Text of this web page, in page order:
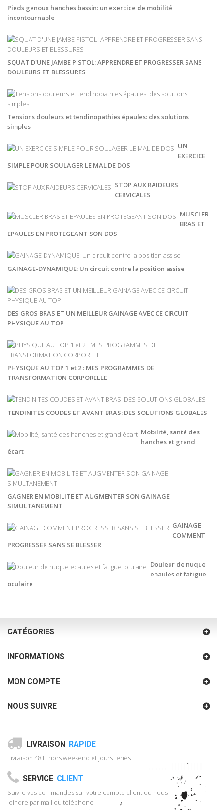
Pieds genoux hanches bassin: un exercice de mobilité
incontournable
SQUAT D'UNE JAMBE PISTOL: APPRENDRE ET PROGRESSER SANS
DOULEURS ET BLESSURES
Tensions douleurs et tendinopathies épaules: des solutions
simples
UN
EXERCICE
SIMPLE POUR SOULAGER LE MAL DE DOS
STOP AUX RAIDEURS
CERVICALES
MUSCLER
BRAS ET
EPAULES EN PROTEGEANT SON DOS
GAINAGE-DYNAMIQUE: Un circuit contre la position assise
DES GROS BRAS ET UN MEILLEUR GAINAGE AVEC CE CIRCUIT
PHYSIQUE AU TOP
PHYSIQUE AU TOP 1 et 2 : MES PROGRAMMES DE
TRANSFORMATION CORPORELLE
TENDINITES COUDES ET AVANT BRAS: DES SOLUTIONS GLOBALES
Mobilité, santé des
hanches et grand
écart
GAGNER EN MOBILITE ET AUGMENTER SON GAINAGE
SIMULTANEMENT
GAINAGE
COMMENT
PROGRESSER SANS SE BLESSER
Douleur de nuque
epaules et fatigue
oculaire
CATÉGORIES
INFORMATIONS
MON COMPTE
NOUS SUIVRE
LIVRAISON RAPIDE
Livraison 48 H hors weekend et jours fériés
SERVICE CLIENT
Suivre vos commandes sur votre compte client ou nous
joindre par mail ou téléphone